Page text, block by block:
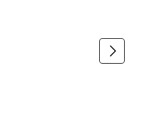
en este momento.)
en este momento.)
disponible en este momento.)